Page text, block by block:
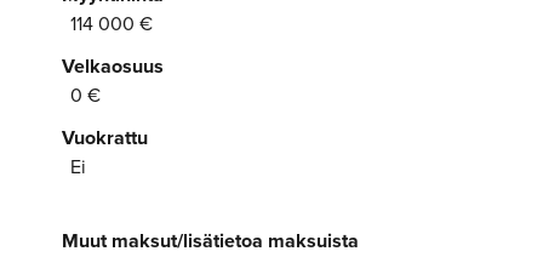
114 000 €
Velkaosuus
0 €
Vuokrattu
Ei
Muut maksut/lisätietoa maksuista